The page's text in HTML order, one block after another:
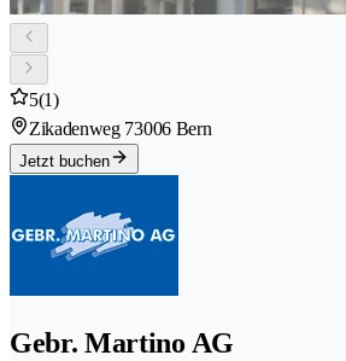
5(1)
Zikadenweg 73006 Bern
Jetzt buchen
Gebr. Martino AG